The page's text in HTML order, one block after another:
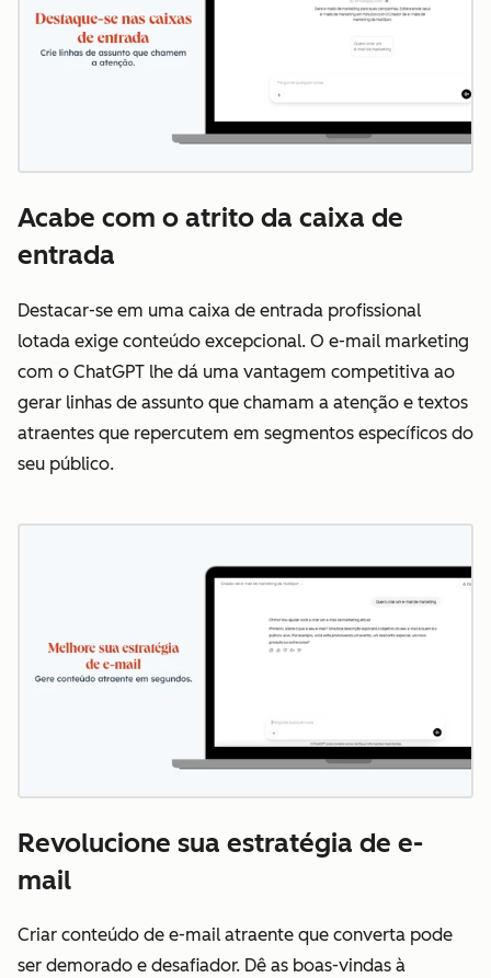
Acabe com o atrito da caixa de
entrada
Destacar-se em uma caixa de entrada profissional
lotada exige conteúdo excepcional. O e-mail marketing
com o ChatGPT lhe dá uma vantagem competitiva ao
gerar linhas de assunto que chamam a atenção e textos
atraentes que repercutem em segmentos específicos do
seu público.
Revolucione sua estratégia de e-
mail
Criar conteúdo de e-mail atraente que converta pode
ser demorado e desafiador. Dê as boas-vindas à